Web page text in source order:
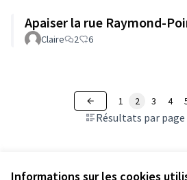
Informations sur les cookies
Apaiser la rue Raymond-
Claire 2 6
Résultats par page
1 2 3 4
Voir toutes les propositions retirées